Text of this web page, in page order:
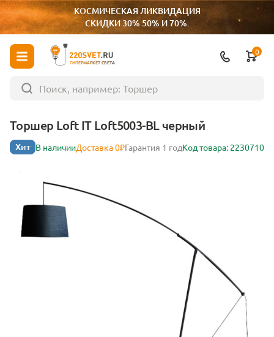
КОСМИЧЕСКАЯ ЛИКВИДАЦИЯ
СКИДКИ 30% 50% И 70%.
ГИПЕРМАРКЕТ СВЕТА
0
Торшер Loft IT Loft5003-BL черный
Хит В наличииДоставка 0₽Гарантия 1 годКод товара: 2230710